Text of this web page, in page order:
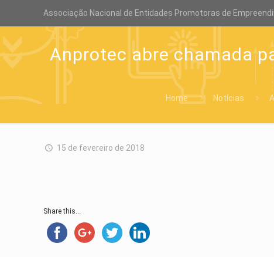
Associação Nacional de Entidades Promotoras de
Anprotec abre chamada
Home Notícias
15 de fevereiro de 2018
Share this...